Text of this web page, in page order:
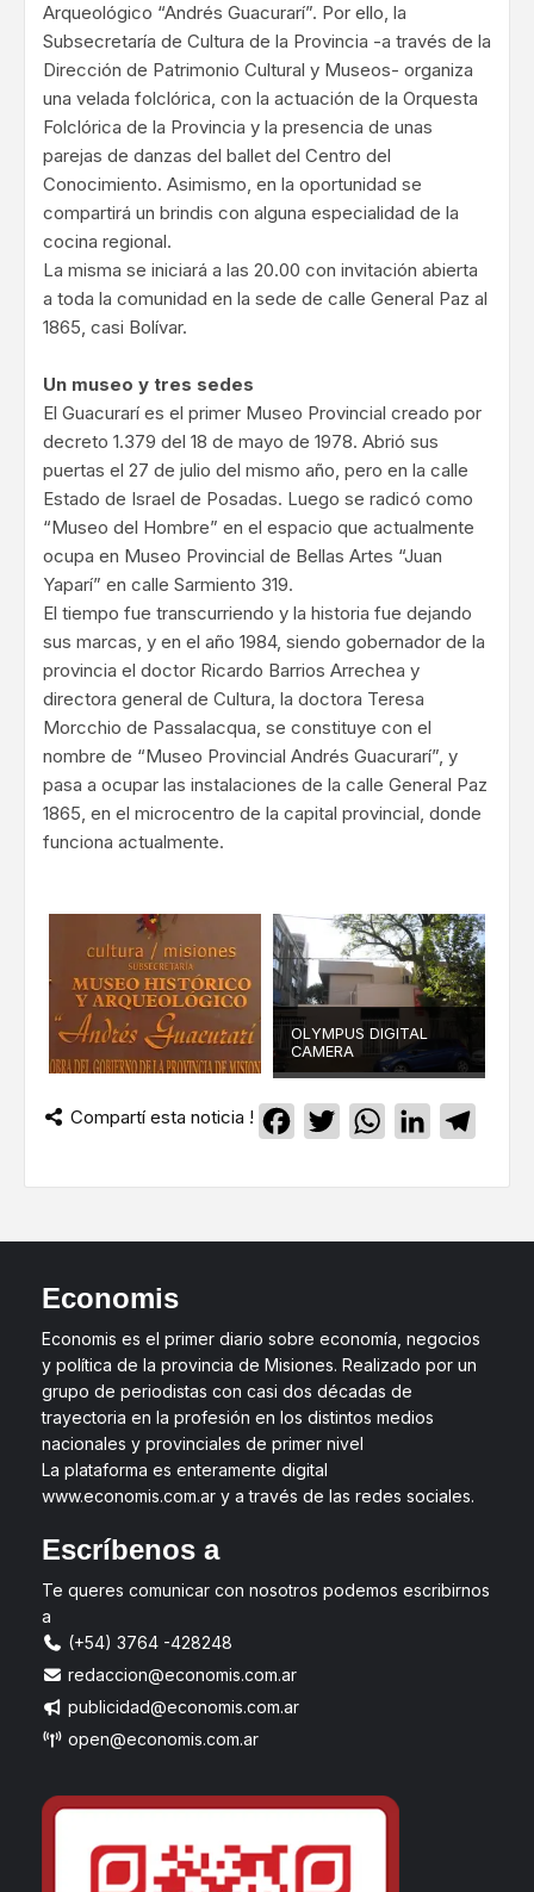
Arqueológico “Andrés Guacurarí”. Por ello, la
Subsecretaría de Cultura de la Provincia -a través de la
Dirección de Patrimonio Cultural y Museos- organiza
una velada folclórica, con la actuación de la Orquesta
Folclórica de la Provincia y la presencia de unas
parejas de danzas del ballet del Centro del
Conocimiento. Asimismo, en la oportunidad se
compartirá un brindis con alguna especialidad de la
cocina regional.
La misma se iniciará a las 20.00 con invitación abierta
a toda la comunidad en la sede de calle General Paz al
1865, casi Bolívar.
Un museo y tres sedes
El Guacurarí es el primer Museo Provincial creado por
decreto 1.379 del 18 de mayo de 1978. Abrió sus
puertas el 27 de julio del mismo año, pero en la calle
Estado de Israel de Posadas. Luego se radicó como
“Museo del Hombre” en el espacio que actualmente
ocupa en Museo Provincial de Bellas Artes “Juan
Yaparí” en calle Sarmiento 319.
El tiempo fue transcurriendo y la historia fue dejando
sus marcas, y en el año 1984, siendo gobernador de la
provincia el doctor Ricardo Barrios Arrechea y
directora general de Cultura, la doctora Teresa
Morcchio de Passalacqua, se constituye con el
nombre de “Museo Provincial Andrés Guacurarí”, y
pasa a ocupar las instalaciones de la calle General Paz
1865, en el microcentro de la capital provincial, donde
funciona actualmente.
OLYMPUS DIGITAL
CAMERA
Compartí esta noticia ! Facebook
TwitterWhatsApp
LinkedIn
Economis
Economis es el primer diario sobre economía, negocios
y política de la provincia de Misiones. Realizado por un
grupo de periodistas con casi dos décadas de
trayectoria en la profesión en los distintos medios
nacionales y provinciales de primer nivel
La plataforma es enteramente digital
www.economis.com.ar y a través de las redes sociales.
Escríbenos a
Te queres comunicar con nosotros podemos escribirnos
a
(+54) 3764 -428248
redaccion@economis.com.ar
publicidad@economis.com.ar
open@economis.com.ar